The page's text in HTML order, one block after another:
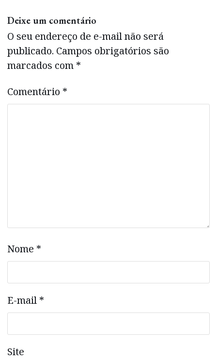
Deixe um comentário
O seu endereço de e-mail não será
publicado. Campos obrigatórios são
marcados com *
Comentário *
Nome *
E-mail *
Site